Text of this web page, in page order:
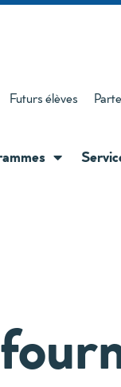
Futurs élèves